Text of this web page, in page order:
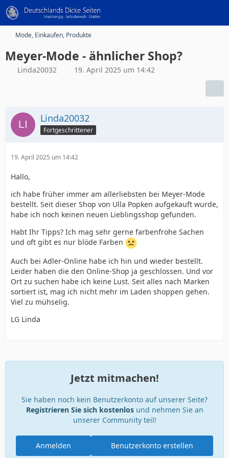
Mode, Einkaufen, Produkte
Meyer-Mode - ähnlicher Shop?
Linda20032 19. April 2025 um 14:42
Linda20032
Fortgeschrittener
19. April 2025 um 14:42
Hallo,
ich habe früher immer am allerliebsten bei Meyer-Mode
bestellt. Seit dieser Shop von Ulla Popken aufgekauft wurde,
habe ich noch keinen neuen Lieblingsshop gefunden.
Habt Ihr Tipps? Ich mag sehr gerne farbenfrohe Sachen
und oft gibt es nur blöde Farben
Auch bei Adler-Online habe ich hin und wieder bestellt.
Leider haben die den Online-Shop ja geschlossen. Und vor
Ort zu suchen habe ich keine Lust. Seit alles nach Marken
sortiert ist, mag ich nicht mehr im Laden shoppen gehen.
Viel zu mühselig.
LG Linda
Jetzt mitmachen!
Sie haben noch kein Benutzerkonto auf unserer Seite?
Registrieren Sie sich kostenlosund nehmen Sie an
unserer Community teil!
Benutzerkonto erstellen
Anmelden